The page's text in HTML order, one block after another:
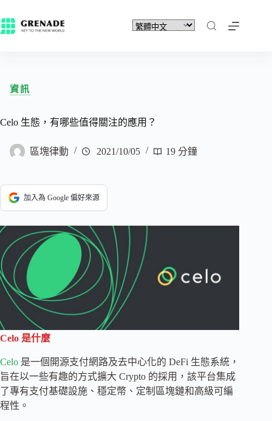
資訊
Celo 生態，有哪些值得關注的應用？
區塊律動 2021/10/05 19 分鐘
加入為 Google 偏好來源
Celo 是什麼
Celo 是一個開源支付網路及去中心化的 DeFi 生態系統，
旨在以一些有趣的方式擴大 Crypto 的採用，該平台集成
了專有支付基礎設施、穩定幣、定制區塊鏈和高級可編
程性。